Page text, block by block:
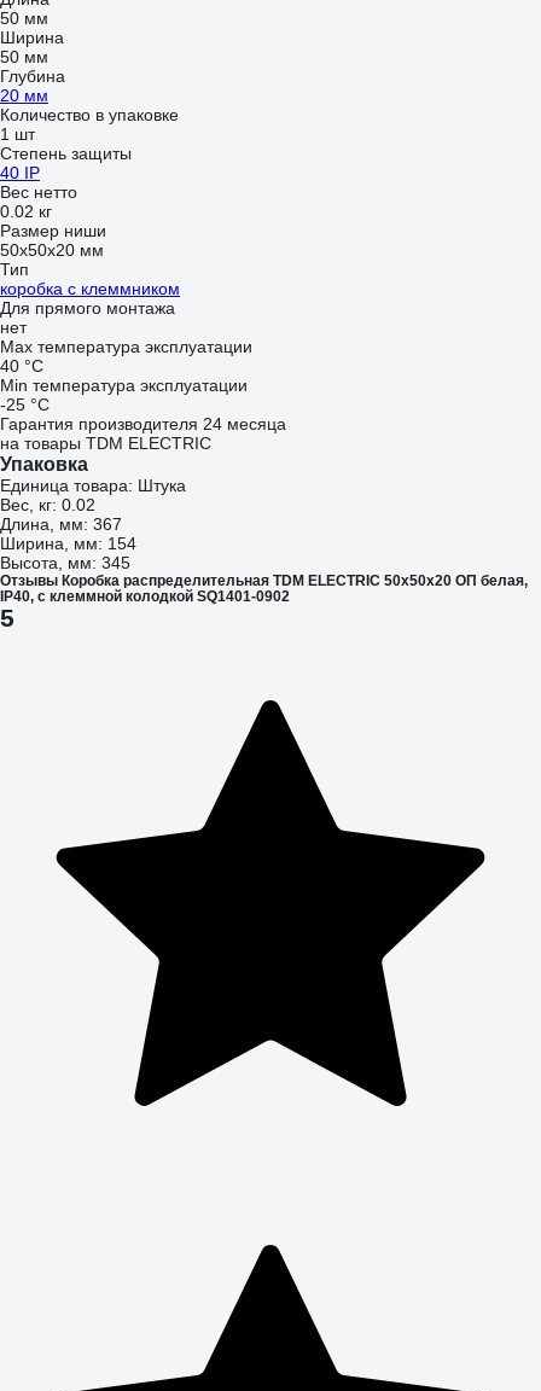
50 мм
Ширина
50 мм
Глубина
20 мм
Количество в упаковке
1 шт
Степень защиты
40 IP
Вес нетто
0.02 кг
Размер ниши
50x50x20 мм
Тип
коробка с клеммником
Для прямого монтажа
нет
Max температура эксплуатации
40 °С
Min температура эксплуатации
-25 °С
Гарантия производителя 24 месяца
на товары TDM ELECTRIC
Упаковка
Единица товара: Штука
Вес, кг: 0.02
Длина, мм: 367
Ширина, мм: 154
Высота, мм: 345
Отзывы Коробка распределительная TDM ELECTRIC 50х50х20 ОП белая,
IP40, с клеммной колодкой SQ1401-0902
5